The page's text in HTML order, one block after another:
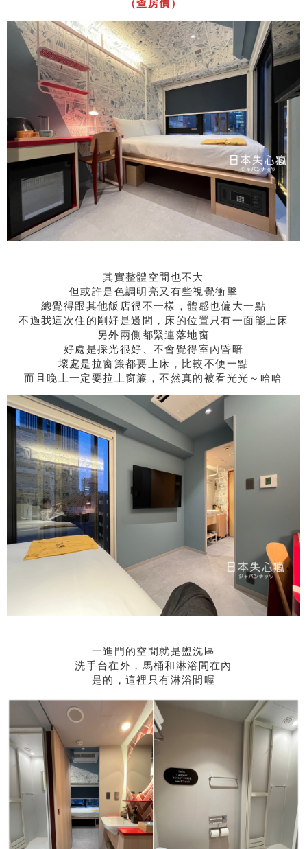
（查房價）
其實整體空間也不大
但或許是色調明亮又有些視覺衝擊
總覺得跟其他飯店很不一樣，體感也偏大一點
不過我這次住的剛好是邊間，床的位置只有一面能上床
另外兩側都緊連落地窗
好處是採光很好、不會覺得室內昏暗
壞處是拉窗簾都要上床，比較不便一點
而且晚上一定要拉上窗簾，不然真的被看光光～哈哈
一進門的空間就是盥洗區
洗手台在外，馬桶和淋浴間在內
是的，這裡只有淋浴間喔